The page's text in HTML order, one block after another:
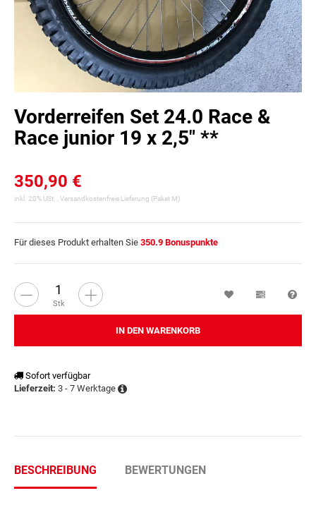
Vorderreifen Set 24.0 Race &
Race junior 19 x 2,5" **
350,90 €
inkl. 20% USt. , Versandkostenfreie Lieferung (Paket M)
Für dieses Produkt erhalten Sie 350.9 Bonuspunkte
Stk
IN DEN WARENKORB
Sofort verfügbar
Lieferzeit: 3 - 7 Werktage
Wunschzettel
BESCHREIBUNG BEWERTUNGEN